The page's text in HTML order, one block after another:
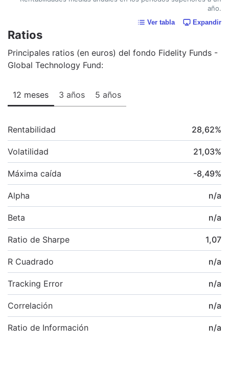
año.
Ver tabla Expandir
Ratios
Principales ratios (en euros) del fondo Fidelity Funds -
Global Technology Fund:
12 meses 3 años 5 años
Rentabilidad 28,62%
Volatilidad 21,03%
Máxima caída -8,49%
Alpha n/a
Beta n/a
Ratio de Sharpe 1,07
R Cuadrado n/a
Tracking Error n/a
Correlación n/a
Ratio de Información n/a